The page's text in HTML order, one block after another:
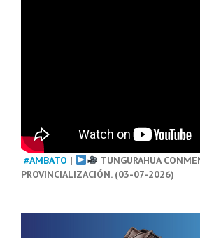
#AMBATO |
TUNGURAHUA
PROVINCIALIZACIÓN. (03-07-2026)